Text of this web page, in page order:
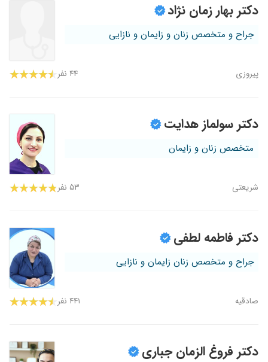
دکتر بهار زمان نژاد
جراح و متخصص زنان و زایمان و نازایی
پیروزی ۴۴ نفر
دکتر سولماز هدایت
متخصص زنان و زایمان
شریعتی ۵۳ نفر
دکتر فاطمه لطفی
جراح و متخصص زنان زایمان و نازایی
صادقیه ۴۴۱ نفر
دکتر فروغ الزمان جباری